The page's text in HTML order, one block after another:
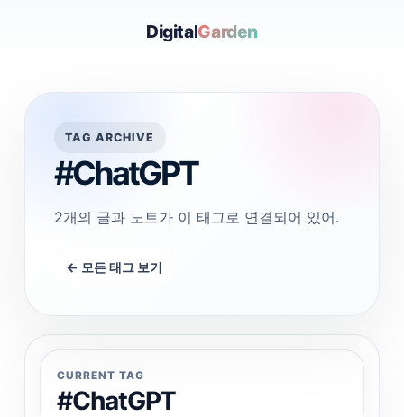
DigitalGarden
TAG ARCHIVE
#ChatGPT
2개의 글과 노트가 이 태그로 연결되어 있어.
← 모든 태그 보기
CURRENT TAG
#ChatGPT